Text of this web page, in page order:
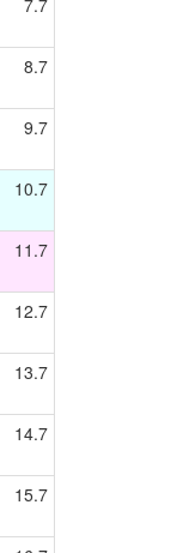
7.7
8.7
9.7
10.7
11.7
12.7
13.7
14.7
15.7